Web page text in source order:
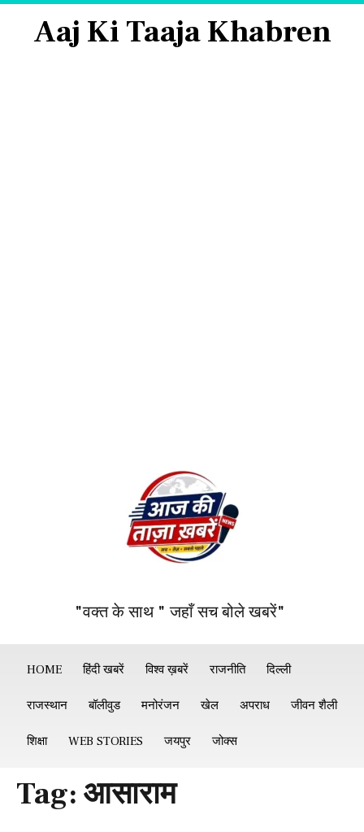
Aaj Ki Taaja Khabren
"वक्त के साथ " जहाँ सच बोले खबरें"
HOME हिंदी खबरें विश्व ख़बरें राजनीति दिल्ली
राजस्थान बॉलीवुड मनोरंजन खेल अपराध जीवन शैली
शिक्षा WEB STORIES जयपुर जोक्स
Tag: आसाराम